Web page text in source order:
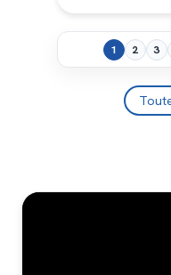
Page
courante
1 Page
2 3